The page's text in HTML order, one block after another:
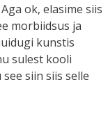
ok, elasime siis
morbiidsus ja
kunstis
sulest kooli
siin siis selle